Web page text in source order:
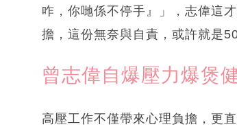
咋，你哋係不停手』」，志偉這
擔，這份無奈與自責，或許就是
曾志偉自爆壓力爆煲
高壓工作不僅帶來心理負擔，更